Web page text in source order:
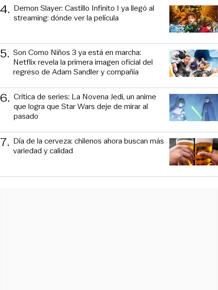
4. Demon Slayer: Castillo Infinito I ya llegó al
streaming: dónde ver la película
5. Son Como Niños 3 ya está en marcha:
Netflix revela la primera imagen oficial del
regreso de Adam Sandler y compañía
6. Crítica de series: La Novena Jedi, un anime
que logra que Star Wars deje de mirar al
pasado
7. Día de la cerveza: chilenos ahora buscan más
variedad y calidad